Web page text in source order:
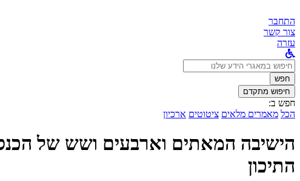
התחבר
צור קשר
עזרה
לחפש
ב:חפש
חיפוש מתקדם
חפש ב:
הכל מאמרים מלאים ציטוטים ארכיון
הישיבה המאתים וארבעים ושש של
התיכון